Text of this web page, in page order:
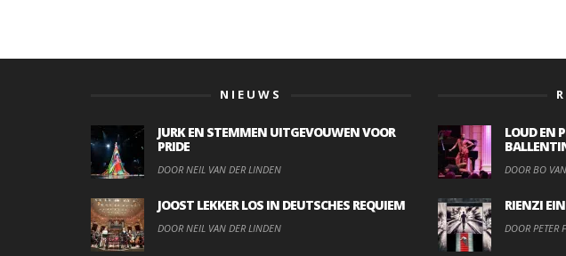
NIEUWS
JURK EN STEMMEN UITGEVOUWEN VOOR
PRIDE
DOOR NEIL VAN DER LINDEN
JOOST LEKKER LOS IN DEUTSCHES REQUIEM
DOOR NEIL VAN DER LINDEN
LOUD EN
DOOR BO
RIENZI
DOOR PETER